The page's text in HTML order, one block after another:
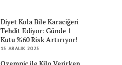
Diyet Kola Bile Karaciğeri
Tehdit Ediyor: Günde 1
Kutu %60 Risk Artırıyor!
15 ARALIK 2025